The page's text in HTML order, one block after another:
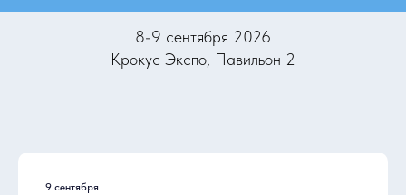
8-9 сентября 2026
Крокус Экспо, Павильон 2
9 сентября